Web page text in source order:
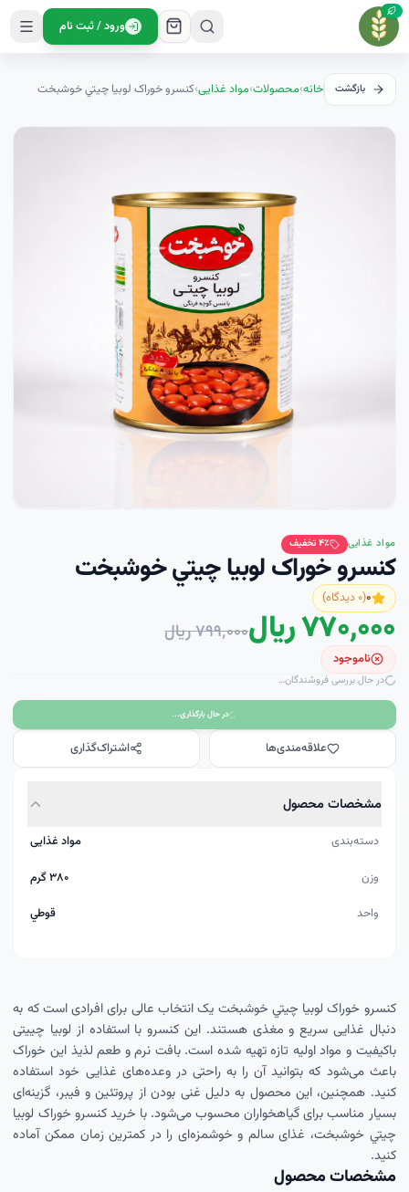
ورود / ثبت نام
بازگشت خانه›محصولات›مواد غذایی›کنسرو خوراک لوبيا چيتي خوشبخت
مواد غذایی ۴٪ تخفیف
کنسرو خوراک لوبيا چيتي خوشبخت
۰(۰ دیدگاه)
۷۷۰٬۰۰۰ ریال ۷۹۹٬۰۰۰ ریال
ناموجود
در حال بررسی فروشندگان…
در حال بارگذاری...
علاقه‌مندی‌ها اشتراک‌گذاری
مشخصات محصول
دسته‌بندی
مواد غذایی
وزن
۳۸۰ گرم
واحد
قوطي
کنسرو خوراک لوبيا چيتي خوشبخت یک انتخاب عالی برای افرادی است که به
دنبال غذایی سریع و مغذی هستند. این کنسرو با استفاده از لوبیا چییتی
باکیفیت و مواد اولیه تازه تهیه شده است. بافت نرم و طعم لذیذ این خوراک
باعث می‌شود که بتوانید آن را به راحتی در وعده‌های غذایی خود استفاده
کنید. همچنین، این محصول به دلیل غنی بودن از پروتئین و فیبر، گزینه‌ای
بسیار مناسب برای گیاهخواران محسوب می‌شود. با خرید کنسرو خوراک لوبيا
چيتي خوشبخت، غذای سالم و خوشمزه‌ای را در کمترین زمان ممکن آماده
کنید.
مشخصات محصول